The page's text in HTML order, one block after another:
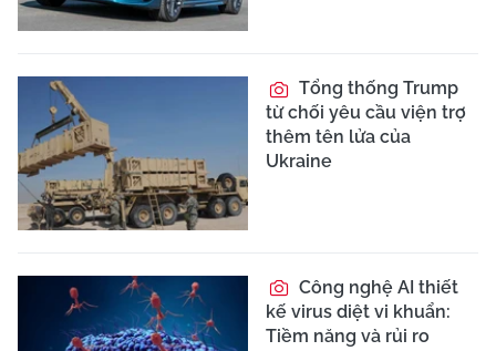
Tổng thống Trump
từ chối yêu cầu viện trợ
thêm tên lửa của
Ukraine
Công nghệ AI thiết
kế virus diệt vi khuẩn:
Tiềm năng và rủi ro